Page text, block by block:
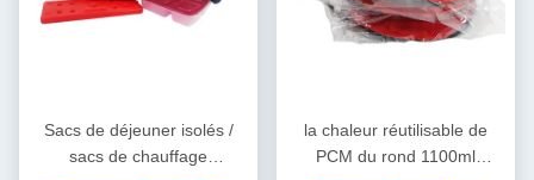
Sacs de déjeuner isolés /
sacs de chauffage
la chaleur réutilisable de
PCM du rond 1100ml